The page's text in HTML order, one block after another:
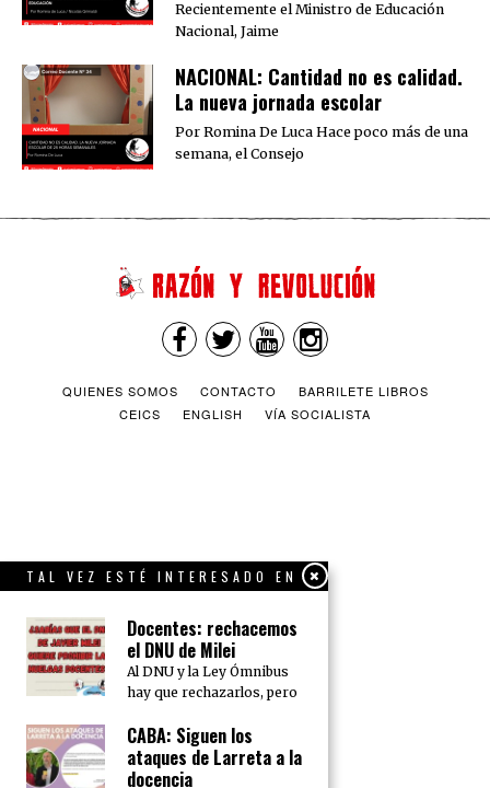
Recientemente el Ministro de Educación
Nacional, Jaime
NACIONAL: Cantidad no es calidad.
La nueva jornada escolar
Por Romina De Luca Hace poco más de una
semana, el Consejo
QUIENES SOMOS CONTACTO
BARRILETE LIBROS
CEICS
ENGLISH VÍA SOCIALISTA
TAL VEZ ESTÉ INTERESADO EN
Docentes: rechacemos
el DNU de Milei
Al DNU y la Ley Ómnibus
hay que rechazarlos, pero
CABA: Siguen los
ataques de Larreta a la
docencia